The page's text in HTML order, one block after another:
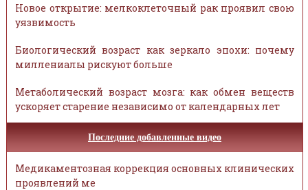
Новое открытие: мелкоклеточный рак проявил свою
уязвимость
Биологический возраст как зеркало эпохи: почему
миллениалы рискуют больше
Метаболический возраст мозга: как обмен веществ
ускоряет старение независимо от календарных лет
Последние добавленные видео
Медикаментозная коррекция основных клинических
проявлений ме